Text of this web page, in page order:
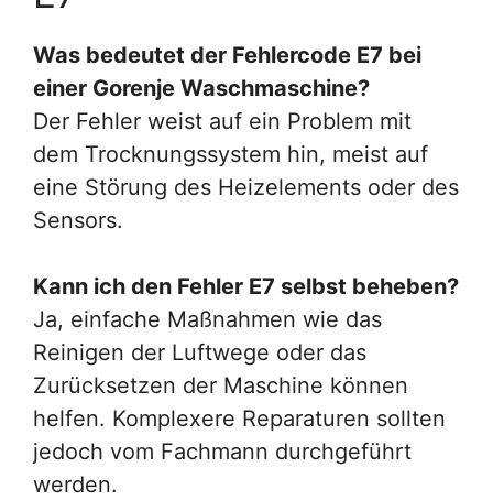
Was bedeutet der Fehlercode E7 bei
einer Gorenje Waschmaschine?
Der Fehler weist auf ein Problem mit
dem Trocknungssystem hin, meist auf
eine Störung des Heizelements oder des
Sensors.
Kann ich den Fehler E7 selbst beheben?
Ja, einfache Maßnahmen wie das
Reinigen der Luftwege oder das
Zurücksetzen der Maschine können
helfen. Komplexere Reparaturen sollten
jedoch vom Fachmann durchgeführt
werden.